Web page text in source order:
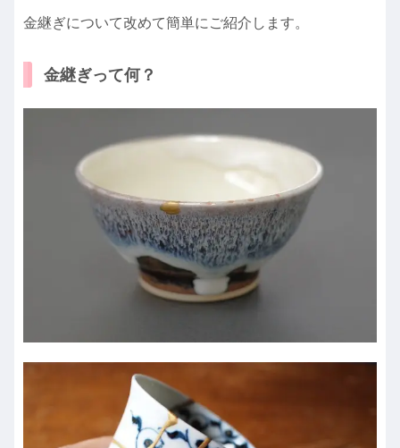
金継ぎについて改めて簡単にご紹介します。
金継ぎって何？